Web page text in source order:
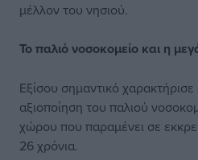
μέλλον του νησιού.
Το παλιό νοσοκομείο και η
Εξίσου σημαντικό
αξιοποίηση του παλιού
χώρου που παραμένει σε
26 χρόνια.